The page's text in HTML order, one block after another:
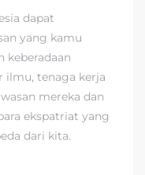
dapat
yang kamu
keberadaan
ilmu, tenaga kerja
mereka dan
ekspatriat yang
dari kita.